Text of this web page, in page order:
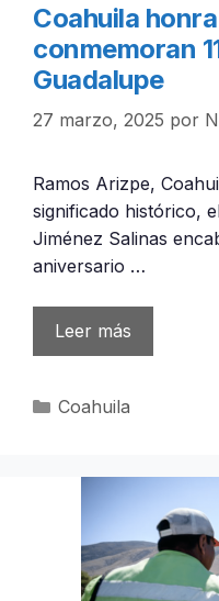
Coahuila
conmemoran
Guadalupe
27 marzo, 2025 por
Ramos Arizpe,
significado histórico,
Jiménez Salinas
aniversario …
Leer más
Categorías
Coahuila